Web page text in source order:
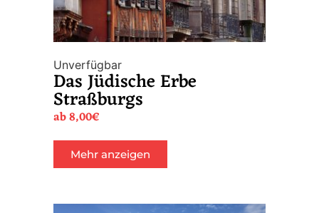
Unverfügbar
Das Jüdische Erbe
Straßburgs
ab8,00€
Mehr anzeigen